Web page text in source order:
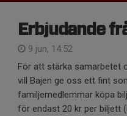
Erbjudande
9 jun, 14:52
För att stärka samarbetet
vill Bajen ge oss ett fint
familjemedlemmar köpa
för endast 20 kr per biljett